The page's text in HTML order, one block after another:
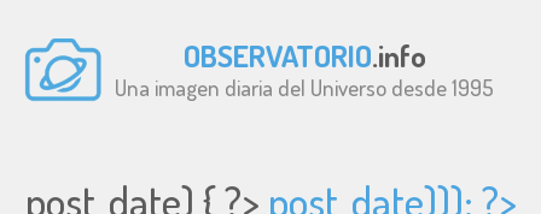
OBSERVATORIO.info
Una imagen diaria del Universo desde 1995
post_date) { ?> post_date))); ?>